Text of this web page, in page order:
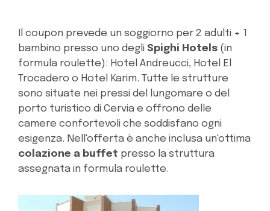
Il coupon prevede un soggiorno per 2 adulti + 1
bambino presso uno degli Spighi Hotels (in
formula roulette): Hotel Andreucci, Hotel El
Trocadero o Hotel Karim. Tutte le strutture
sono situate nei pressi del lungomare o del
porto turistico di Cervia e offrono delle
camere confortevoli che soddisfano ogni
esigenza. Nell'offerta è anche inclusa un'ottima
colazione a buffet presso la struttura
assegnata in formula roulette.